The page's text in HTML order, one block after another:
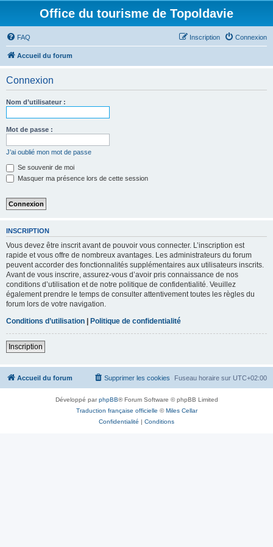
Office du tourisme de Topoldavie
FAQ Connexion
Inscription
Accueil du forum
Connexion
Nom d’utilisateur :
Mot de passe :
J’ai oublié mon mot de passe
Se souvenir de moi
Masquer ma présence lors de cette session
INSCRIPTION
Vous devez être inscrit avant de pouvoir vous connecter. L’inscription est
rapide et vous offre de nombreux avantages. Les administrateurs du forum
peuvent accorder des fonctionnalités supplémentaires aux utilisateurs inscrits.
Avant de vous inscrire, assurez-vous d’avoir pris connaissance de nos
conditions d’utilisation et de notre politique de confidentialité. Veuillez
également prendre le temps de consulter attentivement toutes les règles du
forum lors de votre navigation.
Conditions d’utilisation | Politique de confidentialité
Inscription
Accueil du forum Fuseau horaire sur UTC+02:00
Supprimer les cookies
Développé parphpBB® Forum Software © phpBB Limited
Traduction française officielle ©Miles Cellar
Confidentialité | Conditions